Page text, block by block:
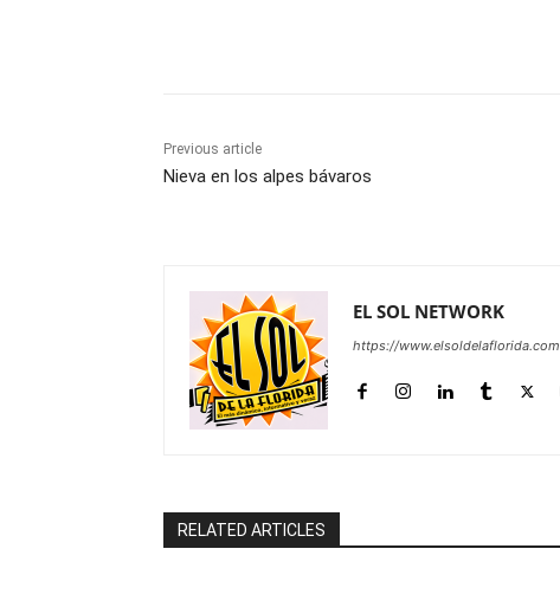
Previous article
Nieva en los alpes bávaros
EL SOL NETWORK
https://www.elsoldelaflorida.com
RELATED ARTICLES